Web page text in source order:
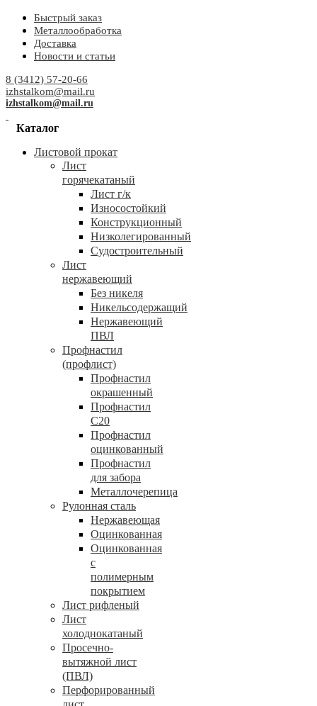
Быстрый заказ
Металлообработка
Доставка
Новости и статьи
8 (3412) 57-20-66
izhstalkom@mail.ru
izhstalkom@mail.ru
Каталог
Листовой прокат
Лист
горячекатаный
Лист г/к
Износостойкий
Конструкционный
Низколегированный
Судостроительный
Лист
нержавеющий
Без никеля
Никельсодержащий
Нержавеющий
ПВЛ
Профнастил
(профлист)
Профнастил
окрашенный
Профнастил
С20
Профнастил
оцинкованный
Профнастил
для забора
Металлочерепица
Рулонная сталь
Нержавеющая
Оцинкованная
Оцинкованная
с
полимерным
покрытием
Лист рифленый
Лист
холоднокатаный
Просечно-
вытяжной лист
(ПВЛ)
Перфорированный